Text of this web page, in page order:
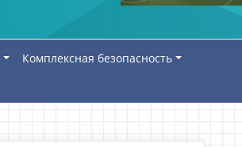
Комплексная безопасность